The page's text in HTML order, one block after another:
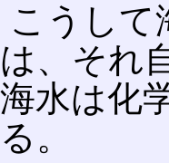
こうして
は、それ
海水は化
る。